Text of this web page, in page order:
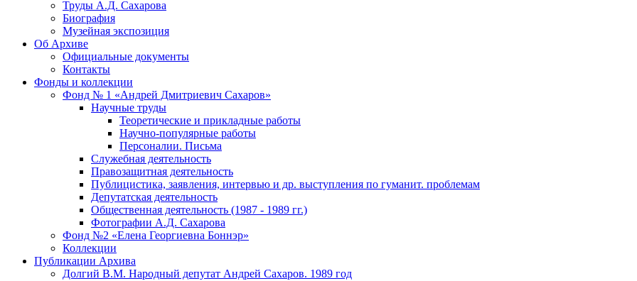
Труды А.Д. Сахарова
Биография
Музейная экспозиция
Об Архиве
Официальные документы
Контакты
Фонды и коллекции
Фонд № 1 «Андрей Дмитриевич Сахаров»
Научные труды
Теоретические и прикладные работы
Научно-популярные работы
Персоналии. Письма
Служебная деятельность
Правозащитная деятельность
Публицистика, заявления, интервью и др. выступления по гуманит. проблемам
Депутатская деятельность
Общественная деятельность (1987 - 1989 гг.)
Фотографии А.Д. Сахарова
Фонд №2 «Елена Георгиевна Боннэр»
Коллекции
Публикации Архива
Долгий В.М. Народный депутат Андрей Сахаров. 1989 год